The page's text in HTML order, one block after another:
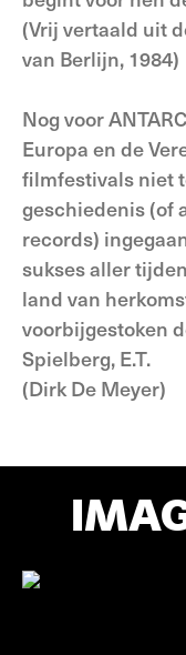
(Vrij vertaald uit
van Berlijn, 1984)
Nog voor
Europa en de
filmfestivals niet
geschiedenis (of
records)
sukses aller
land van
voorbijgestoken
Spielberg, E.T.
(Dirk De Meyer)